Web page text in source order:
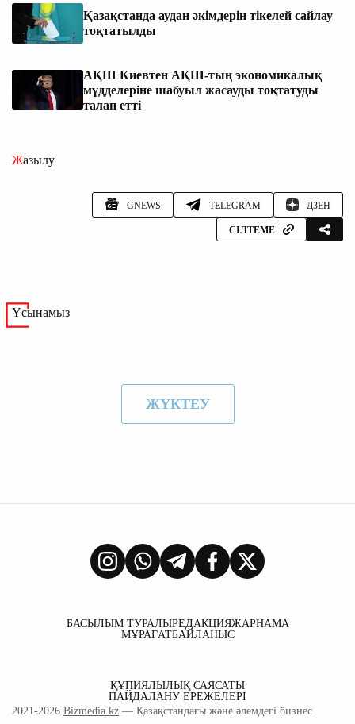
Қазақстанда аудан әкімдерін тікелей сайлау
тоқтатылды
АҚШ Киевтен АҚШ-тың экономикалық
мүдделеріне шабуыл жасауды тоқтатуды
талап етті
Жазылу
GNEWS TELEGRAM ДЗЕН
СІЛТЕМЕ
Ұсынамыз
ЖҮКТЕУ
БАСЫЛЫМ ТУРАЛЫРЕДАКЦИЯЖАРНАМА
МҰРАҒАТБАЙЛАНЫС
ҚҰПИЯЛЫЛЫҚ САЯСАТЫ
ПАЙДАЛАНУ ЕРЕЖЕЛЕРІ
2021-2026 Bizmedia.kz — Қазақстандағы және әлемдегі бизнес